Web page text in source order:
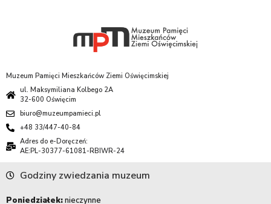
Muzeum Pamięci Mieszkańców Ziemi Oświęcimskiej
ul. Maksymiliana Kolbego 2A
32-600 Oświęcim
biuro@muzeumpamieci.pl
+48 33/447-40-84
Adres do e-Doręczeń:
AE:PL-30377-61081-RBIWR-24
Godziny zwiedzania muzeum
Poniedziałek:nieczynne